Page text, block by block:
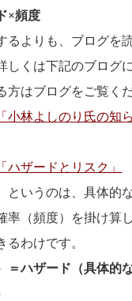
×頻度
るよりも、ブログを
しくは下記のブログ
方はブログをご覧くだ
小林よしのり氏の知
ハザードとリスク」
というのは、具体的
率（頻度）を掛け算
るわけです。
＝ハザード（具体的